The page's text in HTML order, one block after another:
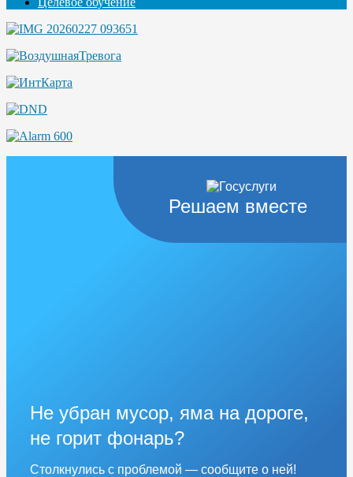
Решаем вместе
Не убран мусор, яма на дороге,
не горит фонарь?
Столкнулись с проблемой — сообщите о ней!